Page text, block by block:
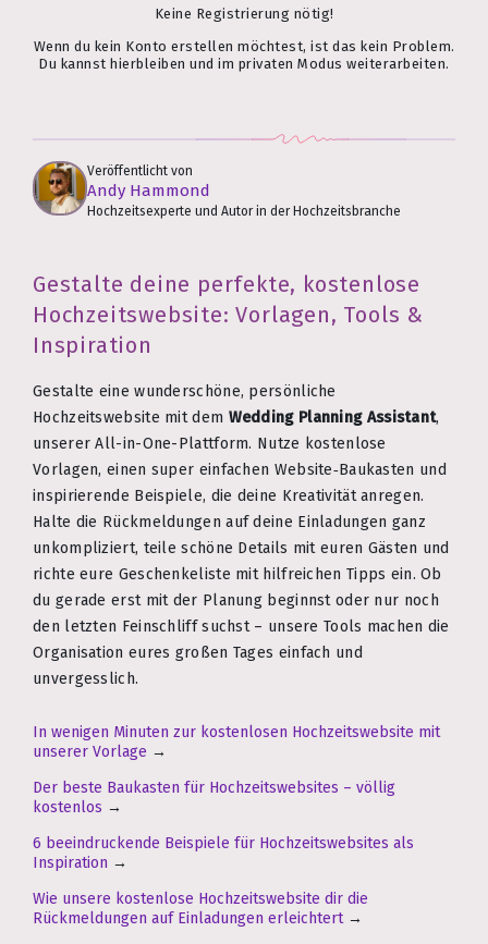
Keine Registrierung nötig!
Wenn du kein Konto erstellen möchtest, ist das kein Problem.
Du kannst hierbleiben und im privaten Modus weiterarbeiten.
Veröffentlicht von
Andy Hammond
Hochzeitsexperte und Autor in der Hochzeitsbranche
Gestalte deine perfekte, kostenlose
Hochzeitswebsite: Vorlagen, Tools &
Inspiration
Gestalte eine wunderschöne, persönliche
Hochzeitswebsite mit dem Wedding Planning Assistant,
unserer All-in-One-Plattform. Nutze kostenlose
Vorlagen, einen super einfachen Website‑Baukasten und
inspirierende Beispiele, die deine Kreativität anregen.
Halte die Rückmeldungen auf deine Einladungen ganz
unkompliziert, teile schöne Details mit euren Gästen und
richte eure Geschenkeliste mit hilfreichen Tipps ein. Ob
du gerade erst mit der Planung beginnst oder nur noch
den letzten Feinschliff suchst – unsere Tools machen die
Organisation eures großen Tages einfach und
unvergesslich.
In wenigen Minuten zur kostenlosen Hochzeitswebsite mit
unserer Vorlage →
Der beste Baukasten für Hochzeitswebsites – völlig
kostenlos →
6 beeindruckende Beispiele für Hochzeitswebsites als
Inspiration →
Wie unsere kostenlose Hochzeitswebsite dir die
Rückmeldungen auf Einladungen erleichtert→